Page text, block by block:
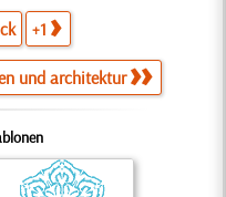
+1
und architektur